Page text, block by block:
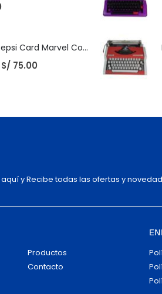
Album Pepsi Card Marvel Completo
S/ 75.00
y Recibe todas las ofertas y
Productos
Contacto